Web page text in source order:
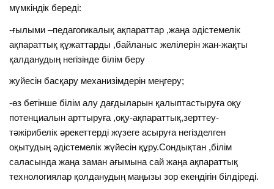
мүмкіндік береді:
-ғылыми –педагогикалық ақпараттар ,жаңа әдістемелік
ақпараттық құжаттарды ,байланыс желілерін жан-жақты
қалданудың негізінде білім беру
жуйесін басқару механизімдерін меңгеру;
-өз бетінше білім алу дағдыларын қалыптастыруға оқу
потенциалын арттыруға ,оқу-ақпараттық,зерттеу-
тәжірибелік әрекеттерді жүзеге асыруға негізделген
оқытудың әдістемелік жүйесін құру.Сондықтан ,білім
саласында жаңа заман ағымына сай жаңа ақпараттық
технологиялар қолданудың маңызы зор екендігін білдіреді.